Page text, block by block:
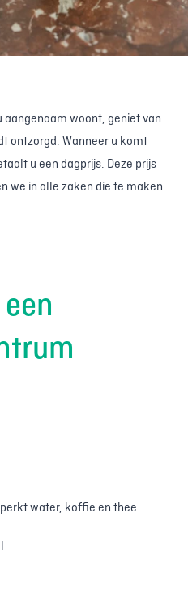
aangenaam woont, geniet van
ontzorgd. Wanneer u komt
u een dagprijs. Deze prijs
we in alle zaken die te maken
water, koffie en thee